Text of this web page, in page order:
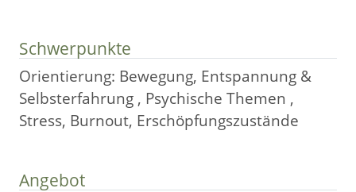
Schwerpunkte
Orientierung: Bewegung, Entspannung &
Selbsterfahrung , Psychische Themen ,
Stress, Burnout, Erschöpfungszustände
Angebot